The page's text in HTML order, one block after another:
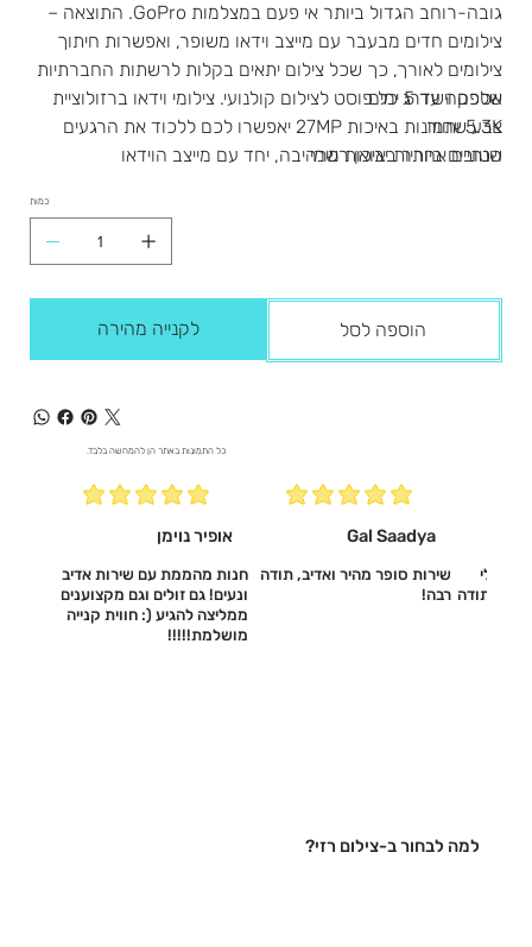
גובה-רוחב הגדול ביותר אי פעם במצלמות GoPro. התוצאה –
צילומים חדים מבעבר עם מייצב וידאו משופר, ואפשרות חיתוך
צילומים לאורך, כך שכל צילום יתאים בקלות לרשתות החברתיות
שלכם וישדרג כל פוסט לצילום קולנועי. צילומי וידאו ברזולוציית
5.3K ותמונות באיכות 27MP יאפשרו לכם ללכוד את הרגעים
הטובים ביותר באיכות מרהיבה, יחד עם מייצב הוידאו
מתוך המצלמה, כך שהווידאו תמיד ישר ויציב, גם כשהמצלמה
אספקה עד 5 ימים
צבע שחור
שנתיים אחריות יבואן רשמי
כמות
הוספה לסל לקנייה מהירה
כל התמונות באתר הן להמחשה בלבד.
אופיר נוימן
חנות מהממת עם שירות אדיב
ונעים! גם זולים וגם מקצוענים
ממליצה להגיע (: חווית קנייה
מושלמת!!!!!‎
Gal Saadya
שירות סופר מהיר ואדיב, תודה
רבה!
לי
תודה
למה לבחור ב-צילום רזי?